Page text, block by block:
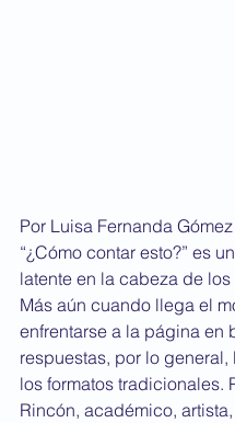
Por Luisa Fernanda
“¿Cómo contar esto?” es
latente en la cabeza de los
Más aún cuando llega el
enfrentarse a la página en
respuestas, por lo general,
los formatos tradicionales.
Rincón, académico,